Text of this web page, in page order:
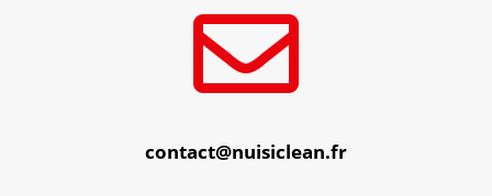

contact@nuisiclean.fr